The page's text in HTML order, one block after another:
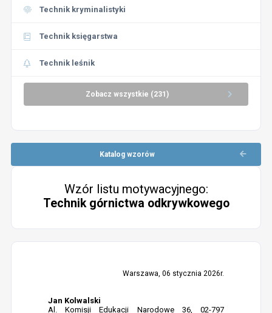
Technik kryminalistyki
Technik księgarstwa
Technik leśnik
Zobacz wszystkie (231)
Katalog wzorów
Wzór listu motywacyjnego:
Technik górnictwa odkrywkowego
Warszawa, 06 stycznia 2026r.
Jan Kolwalski
Al. Komisji Edukacji Narodowe 36, 02-797